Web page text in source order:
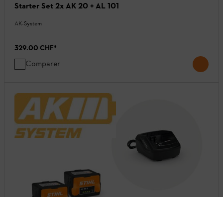
Starter Set 2x AK 20 + AL 101
AK-System
329.00 CHF*
Comparer